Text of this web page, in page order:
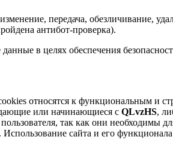
передача, обезличивание,
антибот-проверка).
в целях обеспечения
относятся к функциональным и
или начинающиеся с QLvzHS,
так как они необходимы
сайта и его функционала